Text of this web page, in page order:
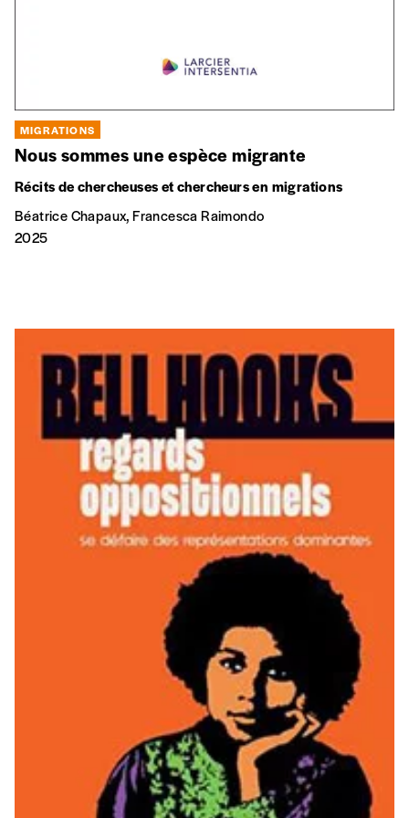
Je m'abonne à l'Imag
Format papier (livraison uniquement
en Belgique)
Édition papier (livraison en Belgique
uniquement)
Quantité
Édition numérique
Offre découverte
Vous souhaitez découvrirImag? Nous vous
MIGRATIONS
Nous sommes une espèce migrante
Récits de chercheuses et chercheurs en migrations
Béatrice Chapaux, Francesca Raimondo
2025